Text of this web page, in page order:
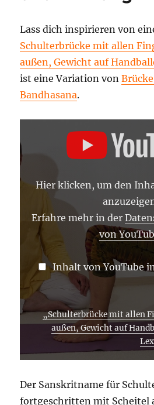
Lass dich inspirieren von
Schulterbrücke mit allen
außen, Gewicht auf
ist eine Variation von
Bandhasana.
ALLEN
FINGERN
UND
AUSSEN, G
EWICHT A
OGA A
SANA L
EXIKON“ V
ON Y
OUTUBE A
NZEIGEN
Hier klicken, um den
Erfahre mehr in der
von
Inhalt von YouTube
„Schulterbrücke mit allen
außen, Gewicht auf
Der Sanskritname für
fortgeschritten mit Scheitel